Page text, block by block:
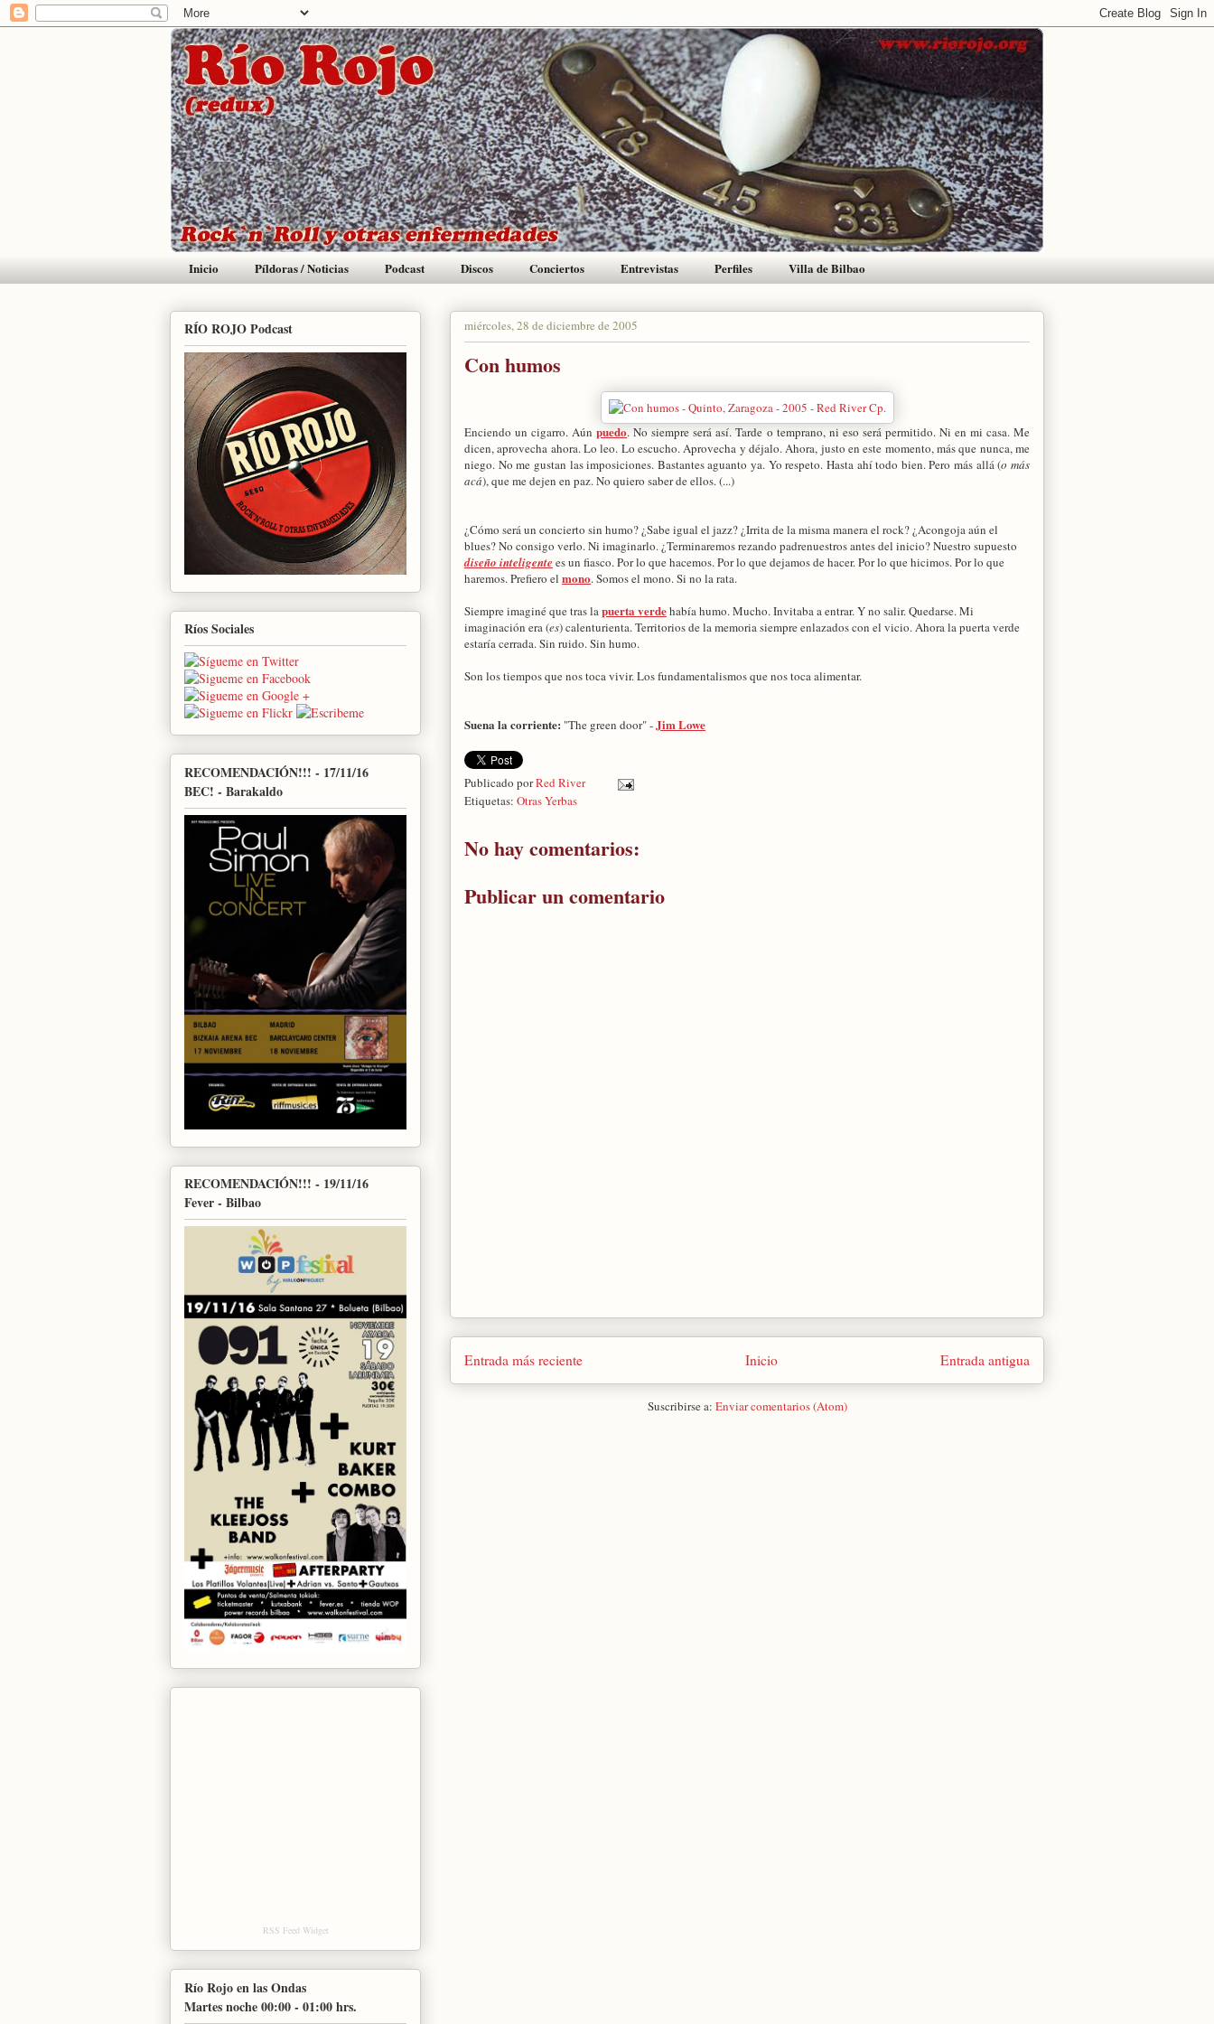
Inicio Píldoras / Noticias Podcast Discos Conciertos Entrevistas Perfiles Villa de Bilbao
miércoles, 28 de diciembre de 2005
Con humos
Enciendo un cigarro. Aúnpuedo. No siempre será así. Tarde o temprano, ni eso será permitido. Ni en mi casa. Me
dicen, aprovecha ahora. Lo leo. Lo escucho. Aprovecha y déjalo. Ahora, justo en este momento, más que nunca, me
niego. No me gustan las imposiciones. Bastantes aguanto ya. Yo respeto. Hasta ahí todo bien. Pero más allá (o más
acá), que me dejen en paz. No quiero saber de ellos. (...)
¿Cómo será un concierto sin humo? ¿Sabe igual el jazz? ¿Irrita de la misma manera el rock? ¿Acongoja aún el
blues? No consigo verlo. Ni imaginarlo. ¿Terminaremos rezando padrenuestros antes del inicio? Nuestro supuesto
diseño inteligente es un fiasco. Por lo que hacemos. Por lo que dejamos de hacer. Por lo que hicimos. Por lo que
haremos. Prefiero el mono. Somos el mono. Si no la rata.
Siempre imaginé que tras la puerta verdehabía humo. Mucho. Invitaba a entrar. Y no salir. Quedarse. Mi
imaginación era (es) calenturienta. Territorios de la memoria siempre enlazados con el vicio. Ahora la puerta verde
estaría cerrada. Sin ruido. Sin humo.
Son los tiempos que nos toca vivir. Los fundamentalismos que nos toca alimentar.
Suena la corriente: "The green door" -Jim Lowe
Publicado porRed River
Etiquetas: Otras Yerbas
No hay comentarios:
Publicar un comentario
Entrada más reciente Entrada antigua
Inicio
Suscribirse a: Enviar comentarios (Atom)
RÍO ROJO Podcast
Ríos Sociales
RECOMENDACIÓN!!! - 17/11/16
BEC! - Barakaldo
RECOMENDACIÓN!!! - 19/11/16
Fever - Bilbao
RSS Feed Widget
Río Rojo en las Ondas
Martes noche 00:00 - 01:00 hrs.